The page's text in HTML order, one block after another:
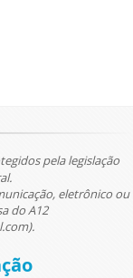
pela legislação
eletrônico ou
do A12